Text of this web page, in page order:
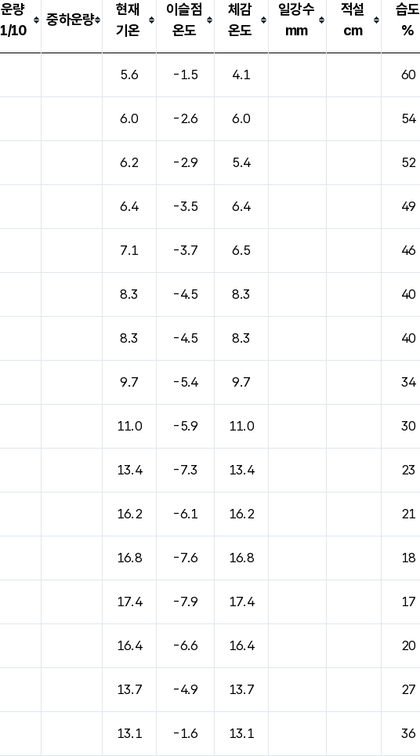
운량
1/10
중하운량
현재
기온
이슬점
온도
체감
온도
일강수
mm
적설
cm
습도
%
5.6 -1.5 4.1 60
6.0 -2.6 6.0 54
6.2 -2.9 5.4 52
6.4 -3.5 6.4 49
7.1 -3.7 6.5 46
8.3 -4.5 8.3 40
8.3 -4.5 8.3 40
9.7 -5.4 9.7 34
11.0 -5.9 11.0 30
13.4 -7.3 13.4 23
16.2 -6.1 16.2 21
16.8 -7.6 16.8 18
17.4 -7.9 17.4 17
16.4 -6.6 16.4 20
13.7 -4.9 13.7 27
13.1 -1.6 13.1 36